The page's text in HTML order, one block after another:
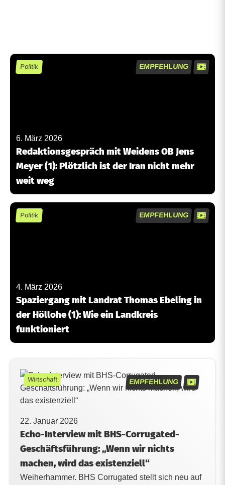
EMPFEHLUNG
Politik
6. März 2026
Redaktionsgespräch mit Weidens OB Jens
Meyer (1): Plötzlich ist der Iran nicht mehr
weit weg
EMPFEHLUNG
Politik
4. März 2026
Spaziergang mit Landrat Thomas Ebeling in
der Höllohe (1): Wie ein Landkreis
funktioniert
EMPFEHLUNG
Wirtschaft
22. Januar 2026
Echo-Interview mit BHS-Corrugated-
Geschäftsführung: „Wenn wir nichts
machen, wird das existenziell“
Weiherhammer. BHS Corrugated stellt sich neu auf